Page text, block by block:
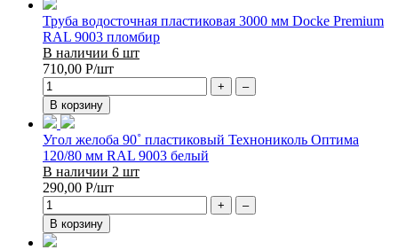
Труба водосточная пластиковая 3000 мм Docke Premium
RAL 9003 пломбир
В наличии 6 шт
710,00 Р/шт
+
–
В корзину
Угол желоба 90˚ пластиковый Технониколь Оптима
120/80 мм RAL 9003 белый
В наличии 2 шт
290,00 Р/шт
+
–
В корзину